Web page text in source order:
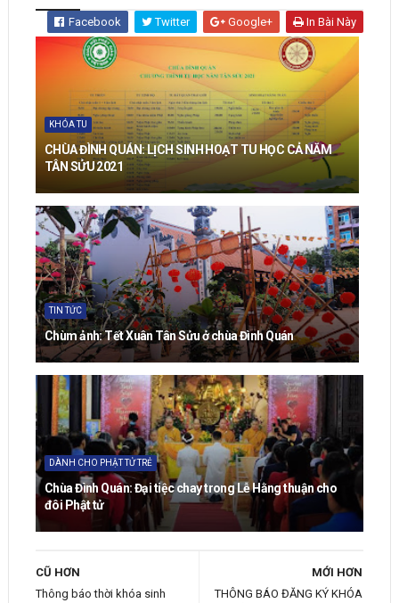
Facebook Twitter Google+ In Bài Này
KHÓA TU
CHÙA ĐÌNH QUÁN: LỊCH SINH HOẠT TU HỌC CẢ NĂM
TÂN SỬU 2021
TIN TỨC
Chùm ảnh: Tết Xuân Tân Sửu ở chùa Đình Quán
DÀNH CHO PHẬT TỬ TRẺ
Chùa Đình Quán: Đại tiệc chay trong Lễ Hằng thuận cho
đôi Phật tử
MỚI HƠN
THÔNG BÁO ĐĂNG KÝ KHÓA
CŨ HƠN
Thông báo thời khóa sinh